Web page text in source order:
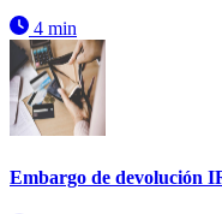
4 min
Embargo de devolución